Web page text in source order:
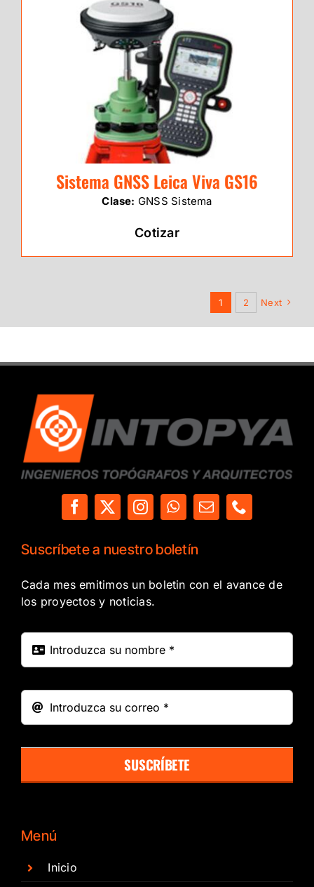
Sistema GNSS Leica Viva GS16
Clase: GNSS Sistema
Cotizar
1 2 Next
Suscríbete a nuestro boletín
Cada mes emitimos un boletin con el avance de
los proyectos y noticias.
SUSCRÍBETE
Menú
Inicio